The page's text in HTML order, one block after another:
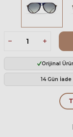
Orijinal
14 Gün İade